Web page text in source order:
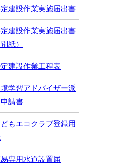
建設作業実施届出書
建設作業実施届出書
別紙）
建設作業工程表
学習アドバイザー派
請書
どもエコクラブ登録用
専用水道設置届